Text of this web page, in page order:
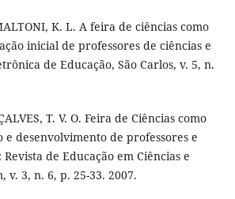
K. L. A feira de ciências como
inicial de professores de ciências e
de Educação, São Carlos, v. 5, n.
T. V. O. Feira de Ciências como
e desenvolvimento de professores e
de Educação em Ciências e
v. 3, n. 6, p. 25-33. 2007.